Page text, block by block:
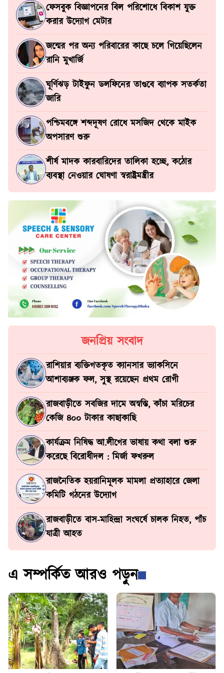
ফেসবুক বিজ্ঞাপনের বিল পরিশোধে বিকাশ যুক্ত
করার উদ্যোগ মেটার
জন্মের পর অন্য পরিবারের কাছে চলে গিয়েছিলেন
রানি মুখার্জি
ঘূর্ণিঝড় টাইফুন ডলফিনের তাণ্ডবে ব্যাপক সতর্কতা
জারি
পশ্চিমবঙ্গে শব্দদূষণ রোধে মসজিদ থেকে মাইক
অপসারণ শুরু
শীর্ষ মাদক কারবারিদের তালিকা হচ্ছে, কঠোর
ব্যবস্থা নেওয়ার ঘোষণা স্বরাষ্ট্রমন্ত্রীর
জনপ্রিয় সংবাদ
রাশিয়ার ব্যক্তিগতকৃত ক্যানসার ভ্যাকসিনে
আশাব্যঞ্জক ফল, সুস্থ রয়েছেন প্রথম রোগী
রাজবাড়ীতে সবজির দামে অস্বস্তি, কাঁচা মরিচের
কেজি ৪০০ টাকার কাছাকাছি
কার্যক্রম নিষিদ্ধ আ.লীগের ভাষায় কথা বলা শুরু
করেছে বিরোধীদল : মির্জা ফখরুল
রাজনৈতিক হয়রানিমূলক মামলা প্রত্যাহারে জেলা
কমিটি গঠনের উদ্যোগ
রাজবাড়ীতে বাস-মাহিন্দ্রা সংঘর্ষে চালক নিহত, পাঁচ
যাত্রী আহত
এ সম্পর্কিত আরও পড়ুন